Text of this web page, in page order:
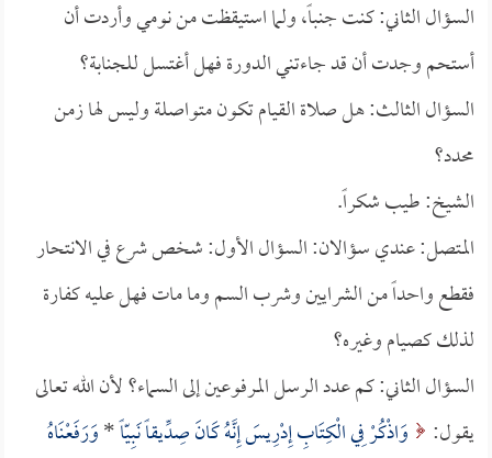
السؤال الثاني: كنت جنباً، ولما استيقظت من نومي وأردت أن
أستحم وجدت أن قد جاءتني الدورة فهل أغتسل للجنابة؟
السؤال الثالث: هل صلاة القيام تكون متواصلة وليس لها زمن
محدد؟
الشيخ: طيب شكراً.
المتصل: عندي سؤالان: السؤال الأول: شخص شرع في الانتحار
فقطع واحداً من الشرايين وشرب السم وما مات فهل عليه كفارة
لذلك كصيام وغيره؟
السؤال الثاني: كم عدد الرسل المرفوعين إلى السماء؟ لأن الله تعالى
يقول:
وَاذْكُرْ فِي الْكِتَابِ إِدْرِيسَ إِنَّهُ كَانَ صِدِّيقاً نَبِيّاً*وَرَفَعْنَاهُ